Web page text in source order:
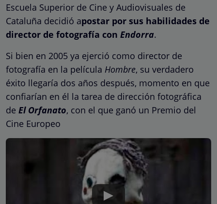
Escuela Superior de Cine y Audiovisuales de
Cataluña decidió apostar por sus habilidades de
director de fotografía con Endorra.
Si bien en 2005 ya ejerció como director de
fotografía en la película Hombre, su verdadero
éxito llegaría dos años después, momento en que
confiarían en él la tarea de dirección fotográfica
de El Orfanato, con el que ganó un Premio del
Cine Europeo